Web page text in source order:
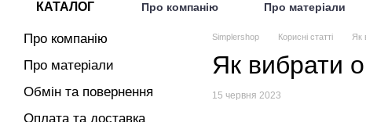
КАТАЛОГ Про компанію Про матеріали
Simplershop Корисні статті Як
Як вибрати
15 червня 2023
Про компанію
Про матеріали
Обмін та повернення
Оплата та доставка